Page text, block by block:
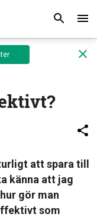
att spara till
känna att jag
gör man
som